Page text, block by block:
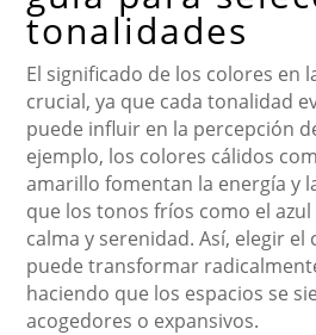
tonalidades
El significado de los colores en
crucial, ya que cada tonalidad
puede influir en la percepción
ejemplo, los colores cálidos
amarillo fomentan la energía y
que los tonos fríos como el
calma y serenidad. Así, elegir el
puede transformar
haciendo que los espacios se
acogedores o expansivos.